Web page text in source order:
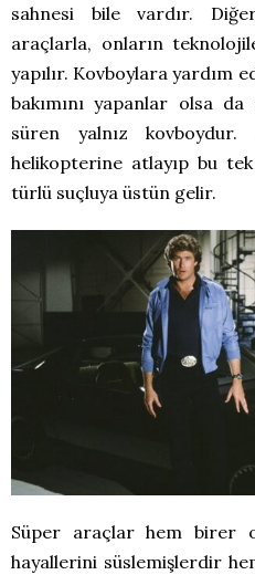
sahnesi bile vardır.
araçlarla, onların
yapılır. Kovboylara yardım
bakımını yapanlar olsa da
süren yalnız kovboydur.
helikopterine atlayıp bu
türlü suçluya üstün gelir.
Süper araçlar hem birer
hayallerini süslemişlerdir